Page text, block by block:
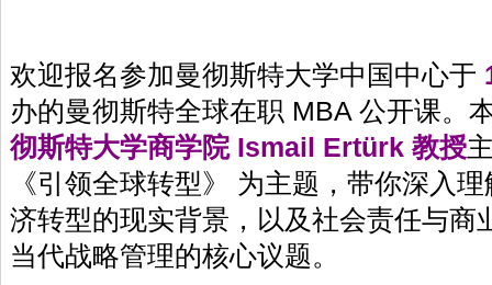
欢迎报名参加曼彻斯特大学中国中心于
办的曼彻斯特全球在职 MBA 公开课。
彻斯特大学商学院 Ismail Ertürk 教授
《引领全球转型》 为主题，带你深入
济转型的现实背景，以及社会责任与商
当代战略管理的核心议题。